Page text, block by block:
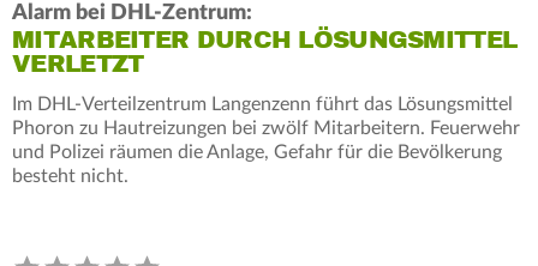
Alarm bei DHL-Zentrum:
MITARBEITER DURCH LÖSUNGSMITTEL
VERLETZT
Im DHL-Verteilzentrum Langenzenn führt das Lösungsmittel
Phoron zu Hautreizungen bei zwölf Mitarbeitern. Feuerwehr
und Polizei räumen die Anlage, Gefahr für die Bevölkerung
besteht nicht.